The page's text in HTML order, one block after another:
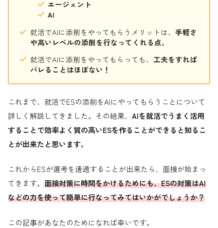
エージェント
AI
就活でAIに添削をやってもらうメリットは、 手軽さ
や高いレベルの添削を行なってくれる点。
就活でAIに添削をやってもらっても、 工夫をすれば
バレることはほぼない！
これまで、就活でESの添削をAIにやってもらうことについて
詳しく解説してきました。その結果、 AIを就活でうまく活用
することで効率よく質の高いESを作ることができると知るこ
とが出来たと思います。
これからESが選考を通過することが出来たら、面接が始まっ
てきます。 面接対策に時間をかけるためにも、ESの対策はAI
などの力を使って簡単に行なってみてはいかがでしょうか？
この記事があなたのためになれば幸いです。